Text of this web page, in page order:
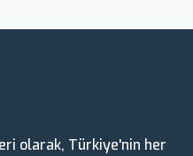
olarak, Türkiye'nin her